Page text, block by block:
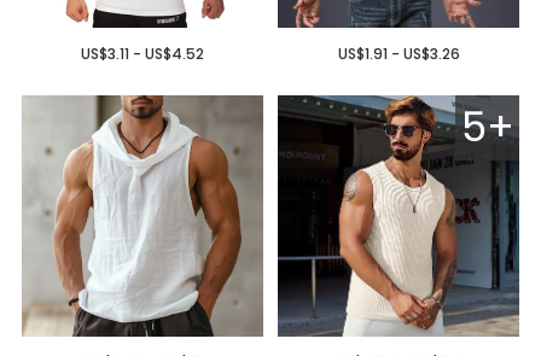
US$1.91 - US$3.26
US$3.11 - US$4.52
5+